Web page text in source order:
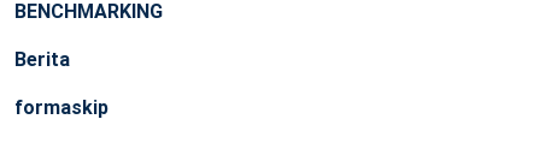
BENCHMARKING
Berita
formaskip